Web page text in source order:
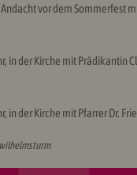
vor dem Sommerfest
in der Kirche mit Prädikantin
in der Kirche mit Pfarrer Dr.